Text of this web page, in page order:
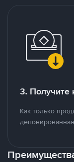
3. Получите
Как только